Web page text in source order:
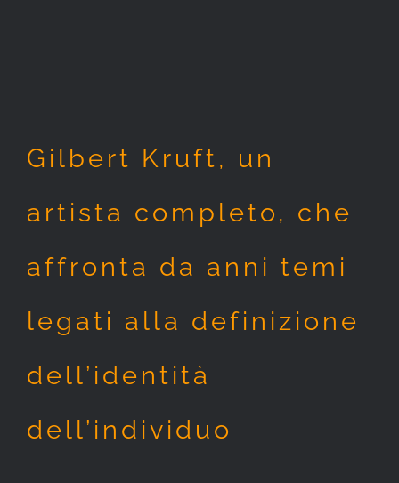
Gilbert Kruft, un
artista completo, che
affronta da anni temi
legati alla definizione
dell’identità
dell’individuo